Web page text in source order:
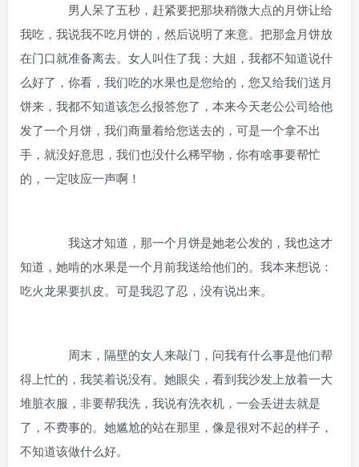
男人呆了五秒，赶紧要把那块稍微大点的月饼让给
我吃，我说我不吃月饼的，然后说明了来意。把那盒月饼放
在门口就准备离去。女人叫住了我：大姐，我都不知道说什
么好了，你看，我们吃的水果也是您给的，您又给我们送月
饼来，我都不知道该怎么报答您了，本来今天老公公司给他
发了一个月饼，我们商量着给您送去的，可是一个拿不出
手，就没好意思，我们也没什么稀罕物，你有啥事要帮忙
的，一定吱应一声啊！
我这才知道，那一个月饼是她老公发的，我也这才
知道，她啃的水果是一个月前我送给他们的。我本来想说：
吃火龙果要扒皮。可是我忍了忍，没有说出来。
周末，隔壁的女人来敲门，问我有什么事是他们帮
得上忙的，我笑着说没有。她眼尖，看到我沙发上放着一大
堆脏衣服，非要帮我洗，我说有洗衣机，一会丢进去就是
了，不费事的。她尴尬的站在那里，像是很对不起的样子，
不知道该做什么好。